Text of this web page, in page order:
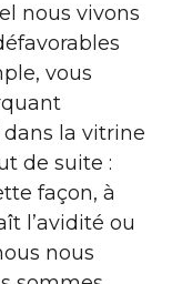
nous vivons
vous
la vitrine
de suite :
façon, à
l’avidité ou
nous